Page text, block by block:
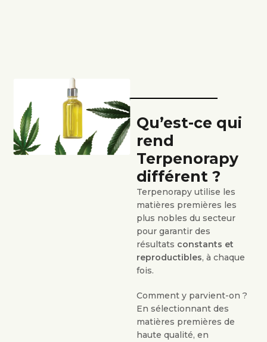
Qu’est-ce qui
rend
Terpenorapy
différent ?
Terpenorapy utilise les
matières premières les
plus nobles du secteur
pour garantir des
résultats constants et
reproductibles, à chaque
fois.
Comment y parvient-on ?
En sélectionnant des
matières premières de
haute qualité, en